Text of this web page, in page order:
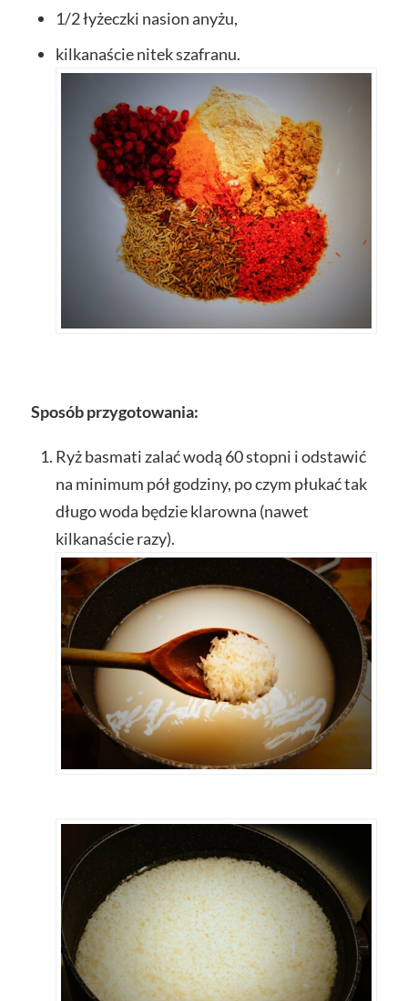
1/2 łyżeczki nasion anyżu,
kilkanaście nitek szafranu.
Sposób przygotowania:
Ryż basmati zalać wodą 60 stopni i odstawić
na minimum pół godziny, po czym płukać tak
długo woda będzie klarowna (nawet
kilkanaście razy).